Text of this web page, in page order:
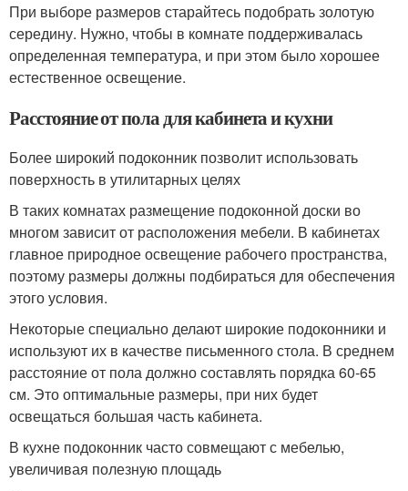
При выборе размеров старайтесь подобрать золотую
середину. Нужно, чтобы в комнате поддерживалась
определенная температура, и при этом было хорошее
естественное освещение.
Расстояние от пола для кабинета и кухни
Более широкий подоконник позволит использовать
поверхность в утилитарных целях
В таких комнатах размещение подоконной доски во
многом зависит от расположения мебели. В кабинетах
главное природное освещение рабочего пространства,
поэтому размеры должны подбираться для обеспечения
этого условия.
Некоторые специально делают широкие подоконники и
используют их в качестве письменного стола. В среднем
расстояние от пола должно составлять порядка 60-65
см. Это оптимальные размеры, при них будет
освещаться большая часть кабинета.
В кухне подоконник часто совмещают с мебелью,
увеличивая полезную площадь